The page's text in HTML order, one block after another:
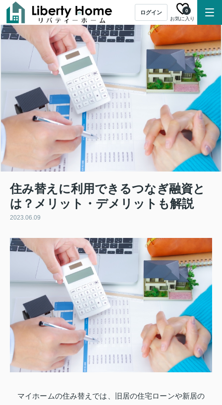
ログイン
お気に入り
0
住み替えに利用できるつなぎ融資と
は？メリット・デメリットも解説
2023.06.09
マイホームの住み替えでは、旧居の住宅ローンや新居の